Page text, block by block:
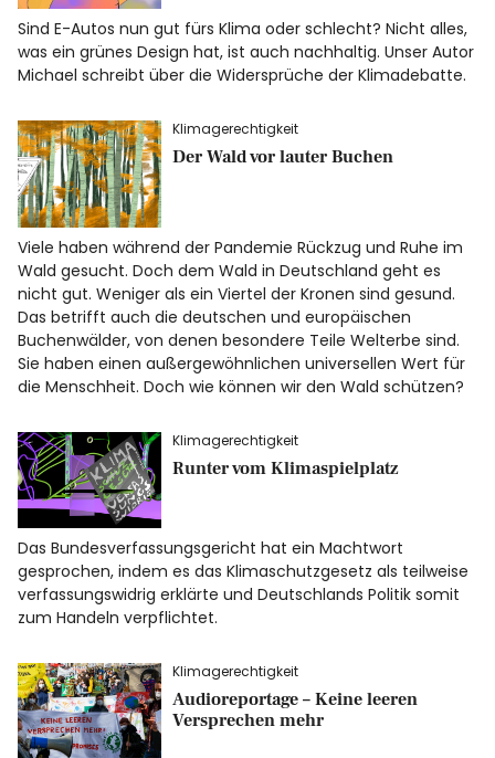
Sind E-Autos nun gut fürs Klima oder schlecht? Nicht alles,
was ein grünes Design hat, ist auch nachhaltig. Unser Autor
Michael schreibt über die Widersprüche der Klimadebatte.
Klimagerechtigkeit
Der Wald vor lauter Buchen
Viele haben während der Pandemie Rückzug und Ruhe im
Wald gesucht. Doch dem Wald in Deutschland geht es
nicht gut. Weniger als ein Viertel der Kronen sind gesund.
Das betrifft auch die deutschen und europäischen
Buchenwälder, von denen besondere Teile Welterbe sind.
Sie haben einen außergewöhnlichen universellen Wert für
die Menschheit. Doch wie können wir den Wald schützen?
Klimagerechtigkeit
Runter vom Klimaspielplatz
Das Bundesverfassungsgericht hat ein Machtwort
gesprochen, indem es das Klimaschutzgesetz als teilweise
verfassungswidrig erklärte und Deutschlands Politik somit
zum Handeln verpflichtet.
Klimagerechtigkeit
Audioreportage – Keine leeren
Versprechen mehr